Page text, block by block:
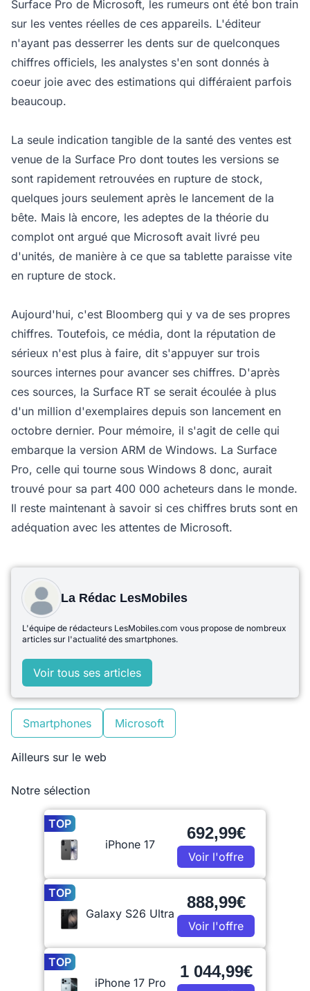
Surface Pro de Microsoft, les rumeurs ont été bon train
sur les ventes réelles de ces appareils. L'éditeur
n'ayant pas desserrer les dents sur de quelconques
chiffres officiels, les analystes s'en sont donnés à
coeur joie avec des estimations qui différaient parfois
beaucoup.
La seule indication tangible de la santé des ventes est
venue de la Surface Pro dont toutes les versions se
sont rapidement retrouvées en rupture de stock,
quelques jours seulement après le lancement de la
bête. Mais là encore, les adeptes de la théorie du
complot ont argué que Microsoft avait livré peu
d'unités, de manière à ce que sa tablette paraisse vite
en rupture de stock.
Aujourd'hui, c'est Bloomberg qui y va de ses propres
chiffres. Toutefois, ce média, dont la réputation de
sérieux n'est plus à faire, dit s'appuyer sur trois
sources internes pour avancer ses chiffres. D'après
ces sources, la Surface RT se serait écoulée à plus
d'un million d'exemplaires depuis son lancement en
octobre dernier. Pour mémoire, il s'agit de celle qui
embarque la version ARM de Windows. La Surface
Pro, celle qui tourne sous Windows 8 donc, aurait
trouvé pour sa part 400 000 acheteurs dans le monde.
Il reste maintenant à savoir si ces chiffres bruts sont en
adéquation avec les attentes de Microsoft.
La Rédac LesMobiles
L'équipe de rédacteurs LesMobiles.com vous propose de nombreux
articles sur l'actualité des smartphones.
Voir tous ses articles
Smartphones Microsoft
Ailleurs sur le web
Notre sélection
TOP
iPhone 17
692,99€
Voir l'offre
TOP
Galaxy S26 Ultra
888,99€
Voir l'offre
TOP
iPhone 17 Pro
1 044,99€